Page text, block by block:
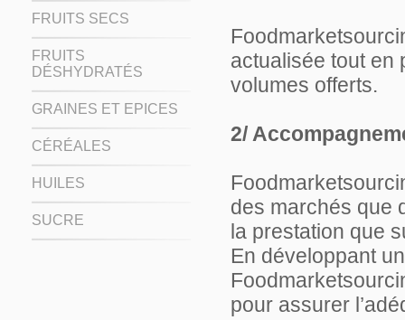
FRUITS SECS
FRUITS
DÉSHYDRATÉS
GRAINES ET EPICES
CÉRÉALES
HUILES
SUCRE
actualisée tout en
volumes offerts.
2/
des marchés que
la prestation que
En développant
pour assurer